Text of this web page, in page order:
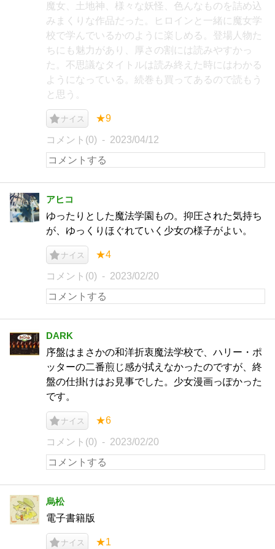
魔女、土地神、様々な妖怪、色んなものを詰め込
みまくりな作品だった。ヒロインと一緒に魔女学
校で学んでいるかのように楽しめる。登場人物た
ちにも魅力があり、厚さの割には読みやすかっ
た。不思議なタイトルは読み終えた時にはわかる
ようになっている。続巻も買ってあるので読もう
と思う。
ナイス ★9
コメント(0) 2023/04/12
アヒコ
ゆったりとした魔法学園もの。抑圧された気持ち
が、ゆっくりほぐれていく少女の様子がよい。
ナイス ★4
コメント(0) 2023/02/20
DARK
序盤はまさかの和洋折衷魔法学校で、ハリー・ポ
ッターの二番煎じ感が拭えなかったのですが、終
盤の仕掛けはお見事でした。少女漫画っぽかった
です。
ナイス ★6
コメント(0) 2023/02/20
烏松
電子書籍版
ナイス ★1